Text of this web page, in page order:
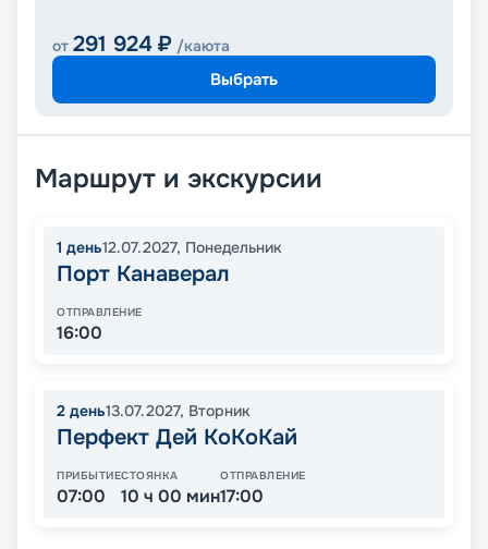
от 291 924 ₽ /каюта
Выбрать
Маршрут и экскурсии
1 день12.07.2027, Понедельник
Порт Канаверал
ОТПРАВЛЕНИЕ
16:00
2 день13.07.2027, Вторник
Перфект Дей КоКоКай
ПРИБЫТИЕ
07:00
СТОЯНКА
10 ч 00 мин
ОТПРАВЛЕНИЕ
17:00